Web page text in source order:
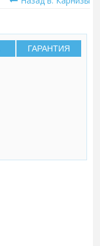
ГАРАНТИЯ